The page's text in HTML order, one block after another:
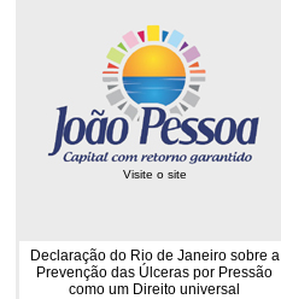
Visite o site
Declaração do Rio de Janeiro sobre a
Prevenção das Úlceras por Pressão
como um Direito universal